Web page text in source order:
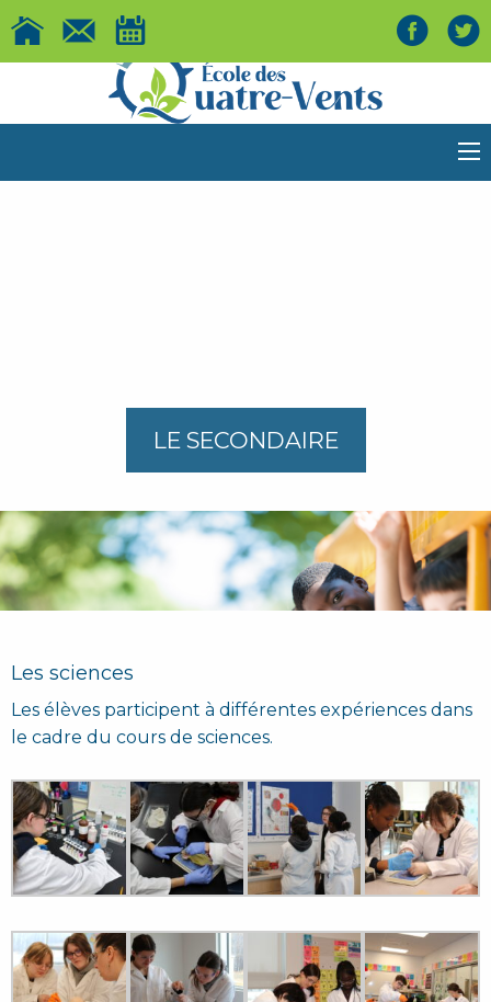
LE SECONDAIRE
Les sciences
Les élèves participent à différentes expériences dans
le cadre du cours de sciences.